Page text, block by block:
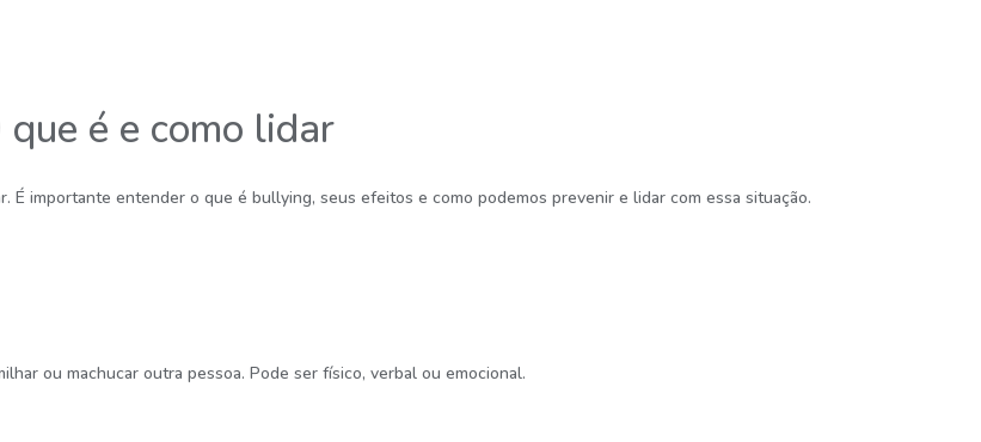
é e como lidar
É importante entender o que é bullying, seus efeitos e como podemos prevenir e lidar com essa situação.
ou machucar outra pessoa. Pode ser físico, verbal ou emocional.